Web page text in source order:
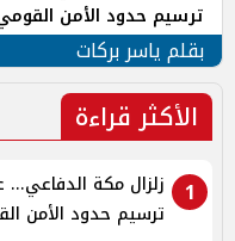
ترسيم حدود الأمن
بقلم ياسر بركات
الأكثر قراءة
1
زلزال مكة
ترسيم حدود الأمن